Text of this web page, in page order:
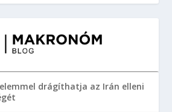
drágíthatja az Irán elleni